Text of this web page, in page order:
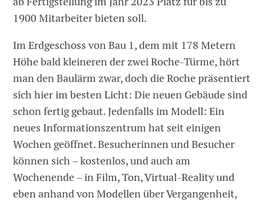
1900 Mitarbeiter bieten soll.
Im Erdgeschoss von Bau 1, dem mit 178 Metern
Höhe bald kleineren der zwei Roche-Türme, hört
man den Baulärm zwar, doch die Roche präsentiert
sich hier im besten Licht: Die neuen Gebäude sind
schon fertig gebaut. Jedenfalls im Modell: Ein
neues Informationszentrum hat seit einigen
Wochen geöffnet. Besucherinnen und Besucher
können sich – kostenlos, und auch am
Wochenende – in Film, Ton, Virtual-Reality und
eben anhand von Modellen über Vergangenheit,